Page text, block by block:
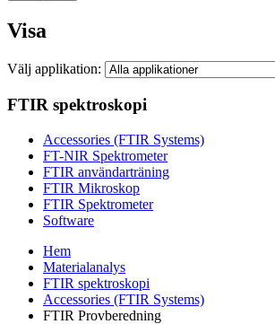
Visa
Välj applikation:
FTIR spektroskopi
Accessories (FTIR Systems)
FT-NIR Spektrometer
FTIR användarträning
FTIR Mikroskop
FTIR Spektrometer
Software
Hem
Materialanalys
FTIR spektroskopi
Accessories (FTIR Systems)
FTIR Provberedning